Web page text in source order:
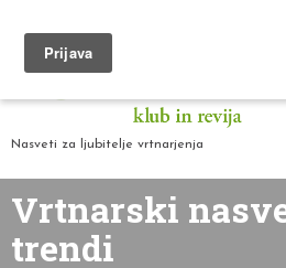
Nasveti za ljubitelje vrtnarjenja
Vrtnarski
trendi